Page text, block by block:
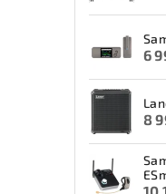
6
8